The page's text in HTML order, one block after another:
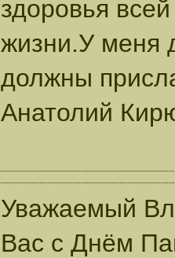
здоровья
жизни.У меня
должны
Анатолий
Уважаемый
Вас с Днём